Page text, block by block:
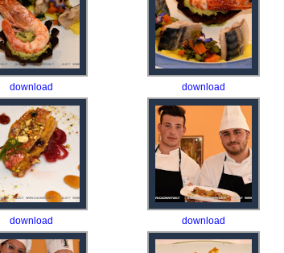
download download
download download